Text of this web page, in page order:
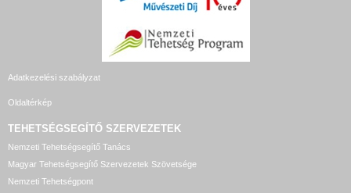
Adatkezelési szabályzat
Oldaltérkép
TEHETSÉGSEGÍTŐ SZERVEZETEK
Nemzeti Tehetségsegítő Tanács
Magyar Tehetségsegítő Szervezetek Szövetsége
Nemzeti Tehetségpont